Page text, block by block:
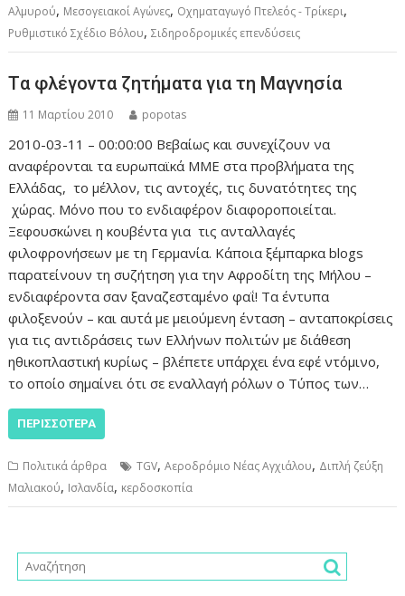
Αλμυρού, Μεσογειακοί Αγώνες, Οχηματαγωγό Πτελεός - Τρίκερι,
Ρυθμιστικό Σχέδιο Βόλου,Σιδηροδρομικές επενδύσεις
Tα φλέγοντα ζητήματα για τη Μαγνησία
11 Μαρτίου 2010 popotas
2010-03-11 – 00:00:00 Βεβαίως και συνεχίζουν να
αναφέρονται τα ευρωπαϊκά ΜΜΕ στα προβλήματα της
Ελλάδας, το μέλλον, τις αντοχές, τις δυνατότητες της
χώρας. Μόνο που το ενδιαφέρον διαφοροποιείται.
Ξεφουσκώνει η κουβέντα για τις ανταλλαγές
φιλοφρονήσεων με τη Γερμανία. Κάποια ξέμπαρκα blogs
παρατείνουν τη συζήτηση για την Αφροδίτη της Μήλου –
ενδιαφέροντα σαν ξαναζεσταμένο φαΐ! Τα έντυπα
φιλοξενούν – και αυτά με μειούμενη ένταση – ανταποκρίσεις
για τις αντιδράσεις των Ελλήνων πολιτών με διάθεση
ηθικοπλαστική κυρίως – βλέπετε υπάρχει ένα εφέ ντόμινο,
το οποίο σημαίνει ότι σε εναλλαγή ρόλων ο Τύπος των…
ΠΕΡΙΣΣΌΤΕΡΑ
Πολιτικά άρθρα TGV,Αεροδρόμιο Νέας Αγχιάλου, Διπλή ζεύξη
Μαλιακού, Ισλανδία, κερδοσκοπία